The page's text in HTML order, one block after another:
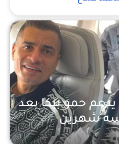
حمو بيكا بعد
شهرين